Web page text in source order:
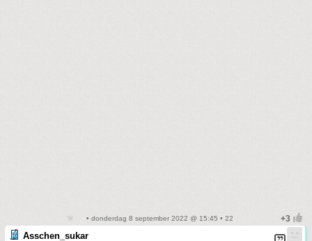
• donderdag 8 september 2022 @ 15:45 • 22
Asschen_sukar